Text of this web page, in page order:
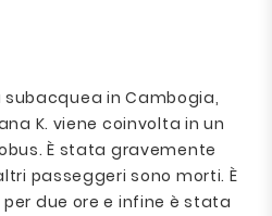
in Cambogia,
K. viene coinvolta in un
È stata gravemente
passeggeri sono morti. È
due ore e infine è stata